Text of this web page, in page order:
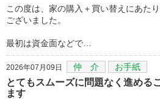
この度は、家の購入＋買い替えにあた
ございました。
最初は資金面などで…
2026年07月09日 仲 介 お手紙
とてもスムーズに問題なく進める
ます